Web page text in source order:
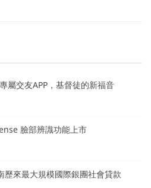
屬交友APP，基督徒的新福音
臉部辨識功能上市
歷來最大規模國際銀團社會貸款